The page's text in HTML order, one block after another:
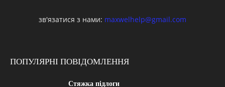
зв'язатися з нами: maxwelhelp@gmail.com
ПОПУЛЯРНІ ПОВІДОМЛЕННЯ
Стяжка підлоги